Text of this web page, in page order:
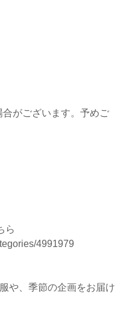
がございます。予めご
ら
4991979
や、季節の企画をお届け